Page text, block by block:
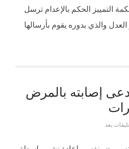
التمييز الحكم بالإعدام ترسل
والذي بدوره يقوم بأرسالها
إصابته بالمرض
بعد